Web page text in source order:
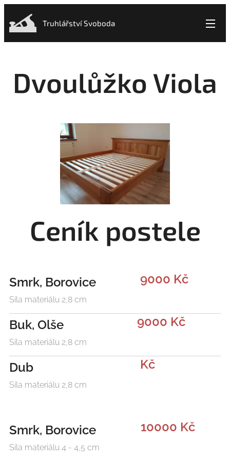
Truhlářství Svoboda
Dvoulůžko Viola
Ceník postele
Smrk, Borovice
Síla materiálu 2,8 cm
9000 Kč
Buk, Olše
Síla materiálu 2,8 cm
9000 Kč
Dub
Síla materiálu 2,8 cm
Kč
Smrk, Borovice
Síla materiálu 4 - 4,5 cm
10000 Kč